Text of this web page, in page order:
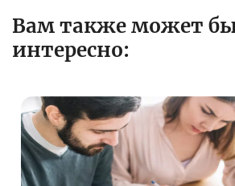
Вам также может
интересно: